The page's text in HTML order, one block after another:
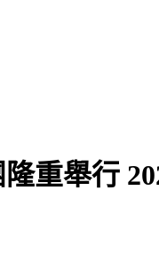
重舉行